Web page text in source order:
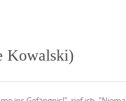
Kowalski)